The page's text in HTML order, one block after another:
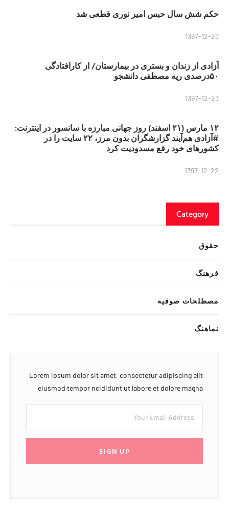
حکم شش سال حبس امیر نوری قطعی شد
1397-12-23
آزادی از زندان و بستری در بیمارستان/ از کارافتادگی
۵۰درصدی ریه مصطفی دانشجو
1397-12-23
۱۲ مارس (۲۱ اسفند) روز جهانی مبارزه با سانسور در اینترنت:
#آزادی هم‌آیند گزارشگران‌ بدون مرز، ۲۲ سایت را در
کشورهای خود رفع مسدودیت کرد
1397-12-22
Category
حقوق
فرهنگ
مصطلحات صوفیه
نماهنگ
Lorem ipsum dolor sit amet, consectetur adipiscing elit
eiusmod tempor ncididunt ut labore et dolore magna
SIGN UP